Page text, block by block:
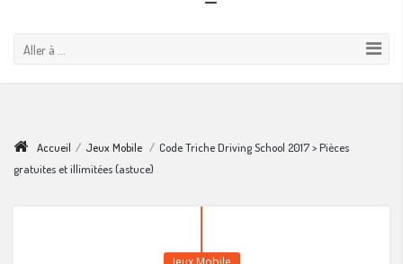
Aller à ...
Accueil / Jeux Mobile / Code Triche Driving School 2017 > Pièces
gratuites et illimitées (astuce)